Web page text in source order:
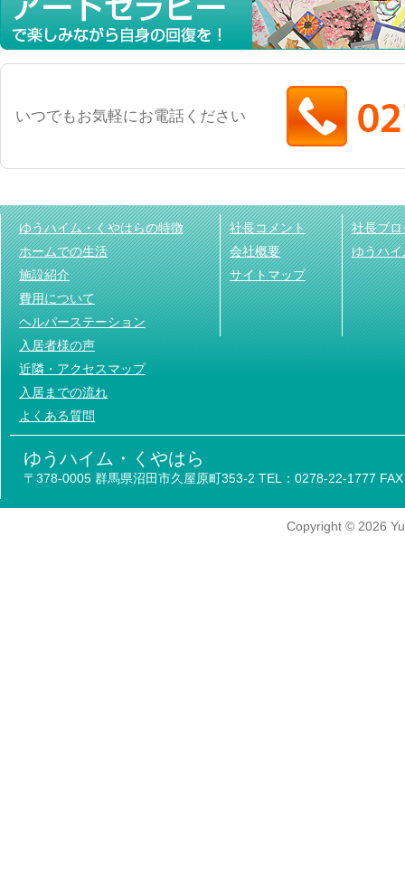
いつでもお気軽にお電話ください
ゆうハイム・くやはらの特徴
ホームでの生活
施設紹介
費用について
ヘルパーステーション
入居者様の声
近隣・アクセスマップ
入居までの流れ
よくある質問
社長コメント
会社概要
サイトマップ
社長ブロ
ゆうハ
ゆうハイム・くやはら
〒378-0005 群馬県沼田市久屋原町353-2 TEL：0278-22-1777
Copyright © 2026